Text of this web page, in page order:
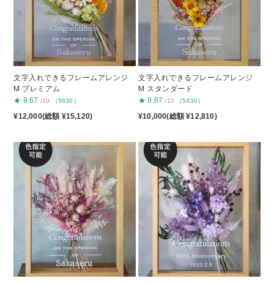
文字入れできるフレームアレンジ
M プレミアム
★ 9.67 /10 （5630）
¥12,000(総額 ¥15,120)
文字入れできるフレームアレンジ
M スタンダード
★ 9.67 /10 （5630）
¥10,000(総額 ¥12,810)